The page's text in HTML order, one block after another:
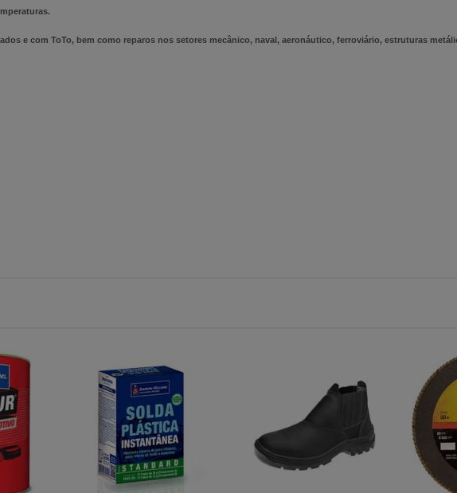
e com ToTo, bem como reparos nos setores mecânico, naval, aeronáutico, ferroviário, estruturas